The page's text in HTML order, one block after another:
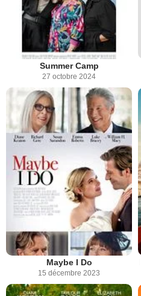
Summer Camp
27 octobre 2024
Maybe I Do
15 décembre 2023